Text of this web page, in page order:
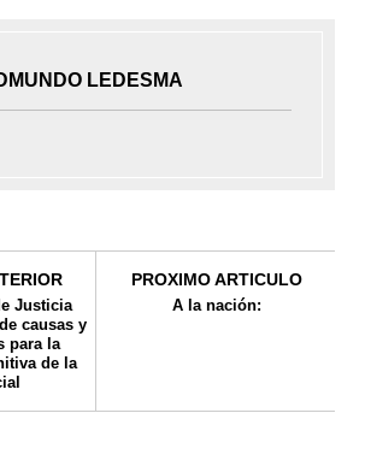
LEDESMA
Justicia
causas y
para la
de la
PROXIMO ARTICULO
A la nación: